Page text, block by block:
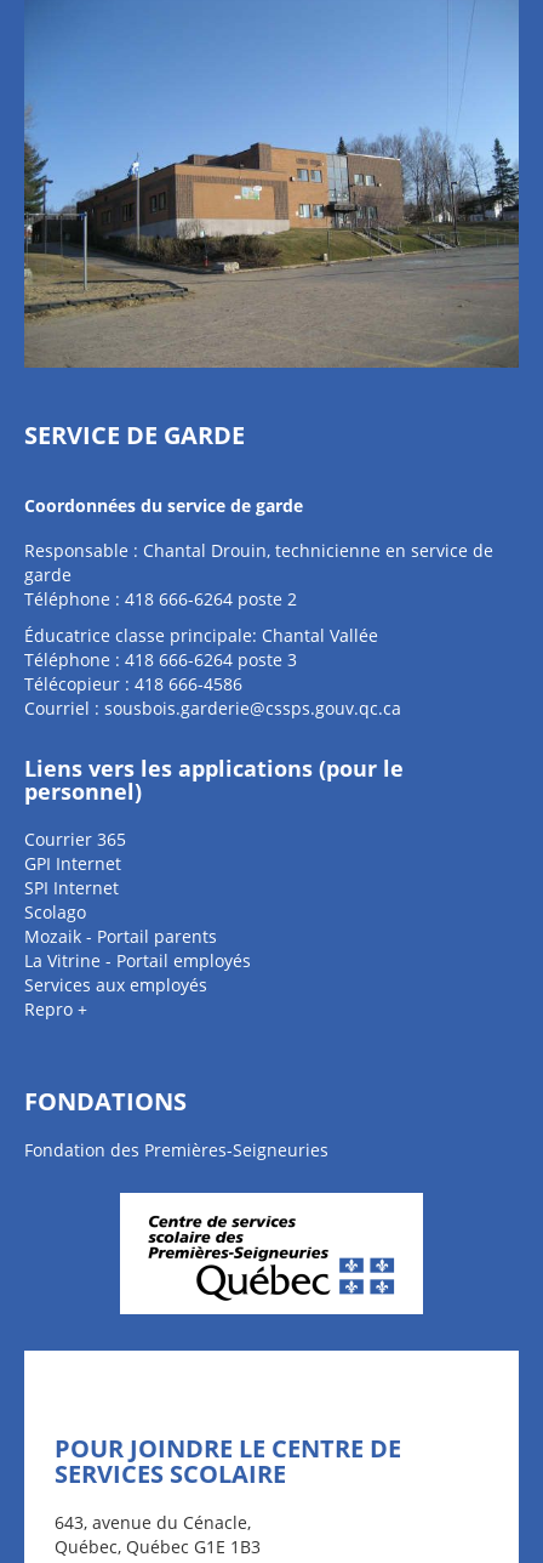
SERVICE DE GARDE
Coordonnées du service de garde
Responsable : Chantal Drouin, technicienne en service de
garde
Téléphone : 418 666-6264 poste 2
Éducatrice classe principale: Chantal Vallée
Téléphone : 418 666-6264 poste 3
Télécopieur : 418 666-4586
Courriel : sousbois.garderie@cssps.gouv.qc.ca
Liens vers les applications (pour le
personnel)
Courrier 365
GPI Internet
SPI Internet
Scolago
Mozaik - Portail parents
La Vitrine - Portail employés
Services aux employés
Repro +
FONDATIONS
Fondation des Premières-Seigneuries
POUR JOINDRE LE CENTRE DE
SERVICES SCOLAIRE
643, avenue du Cénacle,
Québec, Québec G1E 1B3